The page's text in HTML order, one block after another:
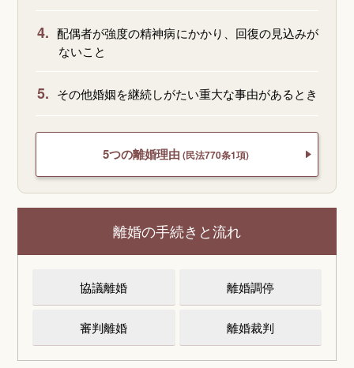
4. 配偶者が強度の精神病にかかり、回復の見込みが
ないこと
5. その他婚姻を継続しがたい重大な事由があるとき
5つの離婚理由 (民法770条1項)
離婚の手続きと流れ
協議離婚 離婚調停
審判離婚 離婚裁判